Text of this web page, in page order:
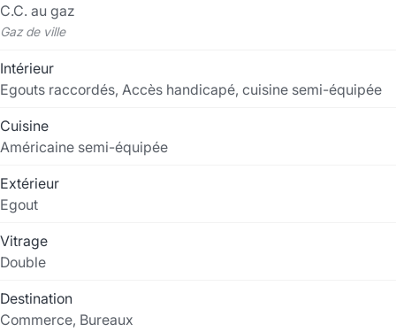
C.C. au gaz
Gaz de ville
Intérieur
Egouts raccordés, Accès handicapé, cuisine semi-équipée
Cuisine
Américaine semi-équipée
Extérieur
Egout
Vitrage
Double
Destination
Commerce, Bureaux